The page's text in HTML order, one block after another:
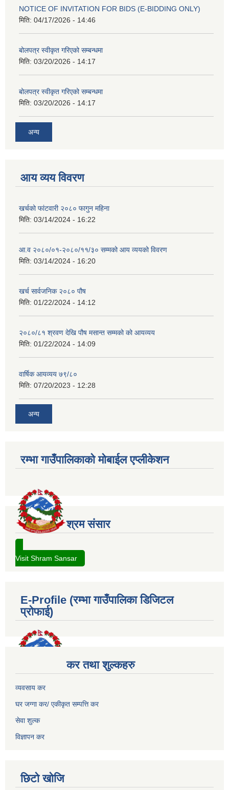
NOTICE OF INVITATION FOR BIDS (E-BIDDING ONLY)
मिति: 04/17/2026 - 14:46
बोलपत्र स्वीकृत गरिएको सम्बन्धमा
मिति: 03/20/2026 - 14:17
बोलपत्र स्वीकृत गरिएको सम्बन्धमा
मिति: 03/20/2026 - 14:17
अन्य
आय व्यय विवरण
खर्चको फांटवारी २०८० फागुन महिना
मिति: 03/14/2024 - 16:22
आ.व २०८०/०१-२०८०/११/३० सम्मको आय व्ययको विवरण
मिति: 03/14/2024 - 16:20
खर्च सार्वजनिक २०८० पौष
मिति: 01/22/2024 - 14:12
२०८०/८१ श्रवण देखि पौष मसान्त सम्मको को आयव्यय
मिति: 01/22/2024 - 14:09
वार्षिक आयव्यय ७९/८०
मिति: 07/20/2023 - 12:28
अन्य
रम्भा गाउँपालिकाको मोबाईल एप्लीकेशन
श्रम संसार
Visit Shram Sansar
E-Profile (रम्भा गाउँपालिका डिजिटल
प्रोफाई)
कर तथा शुल्कहरु
व्यवसाय कर
घर जग्गा कर/ एकीकृत सम्पत्ति कर
सेवा शुल्क
विज्ञापन कर
छिटो खोजि